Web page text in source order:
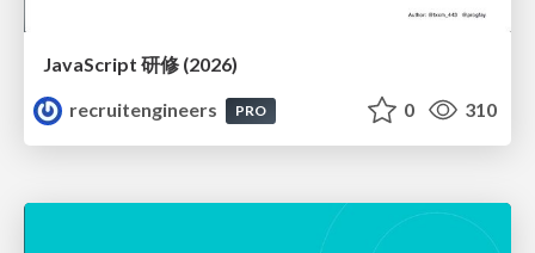
JavaScript 研修 (2026)
recruitengineers
PRO 0 310